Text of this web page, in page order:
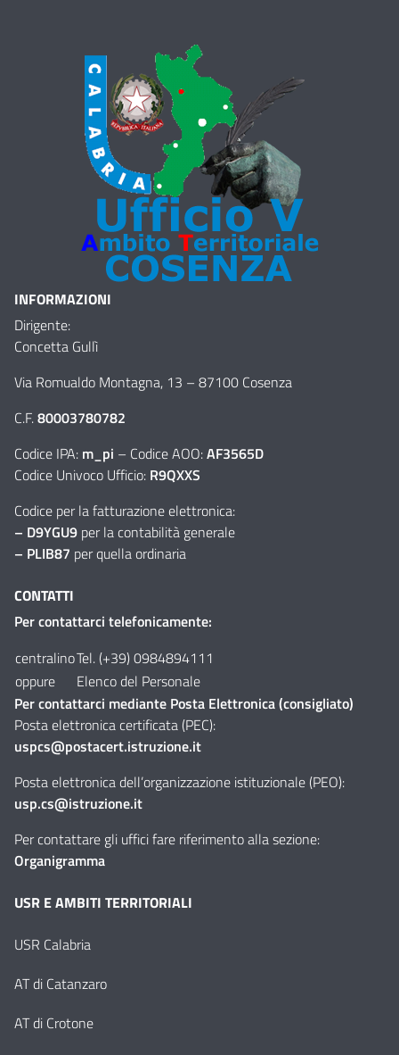
INFORMAZIONI
Dirigente:
Concetta Gullì
Via Romualdo Montagna, 13 – 87100 Cosenza
C.F.80003780782
Codice IPA: m_pi – Codice AOO:AF3565D
Codice Univoco Ufficio: R9QXXS
Codice per la fatturazione elettronica:
– D9YGU9 per la contabilità generale
– PLIB87 per quella ordinaria
CONTATTI
Per contattarci telefonicamente:
centralinoTel. (+39) 0984894111
oppure
Elenco del Personale
Per contattarci mediante Posta Elettronica (consigliato)
Posta elettronica certificata (PEC):
uspcs@postacert.istruzione.it
Posta elettronica dell’organizzazione istituzionale (PEO):
usp.cs@istruzione.it
Per contattare gli uffici fare riferimento alla sezione:
Organigramma
USR E AMBITI TERRITORIALI
USR Calabria
AT di Catanzaro
AT di Crotone